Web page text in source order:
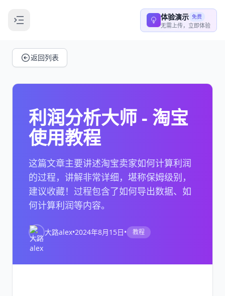
体验演示 免费
无需上传，立即体验
返回列表
利润分析大师 - 淘宝
使用教程
这篇文章主要讲述淘宝卖家如何计算利润
的过程，讲解非常详细，堪称保姆级别，
建议收藏！过程包含了如何导出数据、如
何计算利润等内容。
大路alex•2024年8月15日• 教程